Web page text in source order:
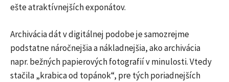
ešte atraktívnejších exponátov.
Archivácia dát v digitálnej podobe je samozrejme
podstatne náročnejšia a nákladnejšia, ako archivácia
napr. bežných papierových fotografií v minulosti. Vtedy
stačila „krabica od topánok“, pre tých poriadnejších